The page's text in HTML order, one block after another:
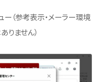
ー（参考表示・メーラー環境
りません）